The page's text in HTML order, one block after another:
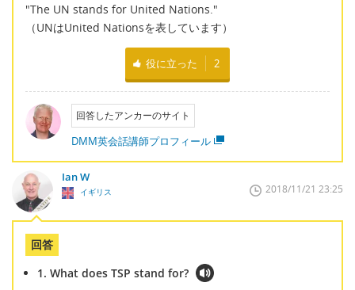
"The UN stands for United Nations."
（UNはUnited Nationsを表しています）
役に立った 2
回答したアンカーのサイト
DMM英会話講師プロフィール
Ian W
イギリス 2018/11/21 23:25
回答
1. What does TSP stand for?